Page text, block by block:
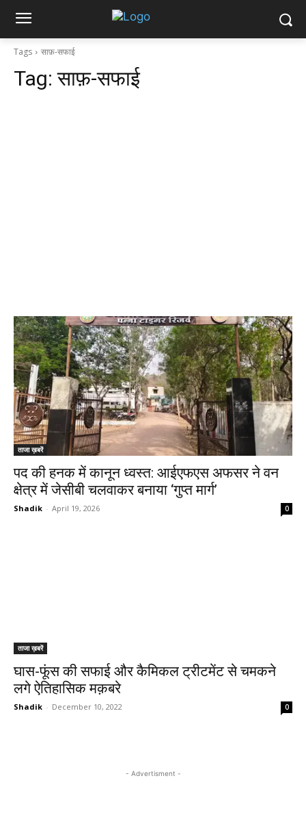
Tags साफ़-सफाई
Tag:साफ़-सफाई
ताजा ख़बरें
पद की हनक में कानून ध्वस्त: आईएफएस अफसर ने वन
क्षेत्र में जेसीबी चलवाकर बनाया ‘गुप्त मार्ग’
Shadik - April 19, 2026 0
ताजा ख़बरें
घास-फूंस की सफाई और कैमिकल ट्रीटमेंट से चमकने
लगे ऐतिहासिक मक़बरे
Shadik - December 10, 2022 0
- Advertisment -